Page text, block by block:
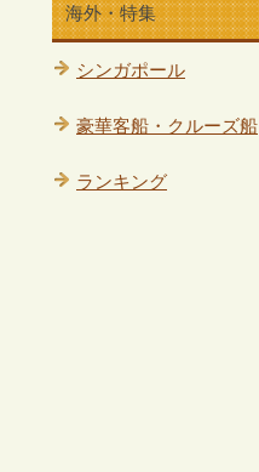
海外・特集
シンガポール
豪華客船・クルーズ船
ランキング